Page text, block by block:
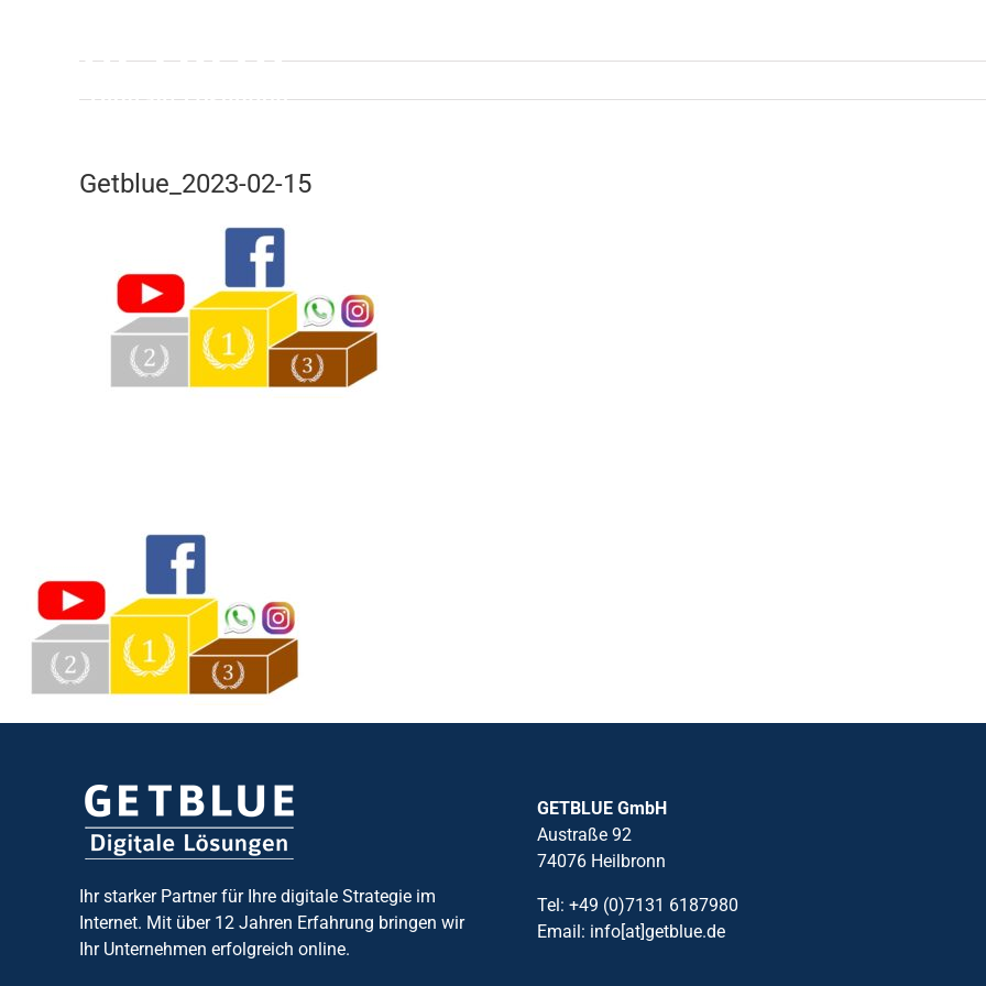
Getblue_2023-02-15
Ihr starker Partner für Ihre digitale Strategie im
Internet. Mit über 12 Jahren Erfahrung bringen wir
Ihr Unternehmen erfolgreich online.
GETBLUE GmbH
Austraße 92
74076 Heilbronn
Tel: +49 (0)7131 6187980
Email: info[at]getblue.de